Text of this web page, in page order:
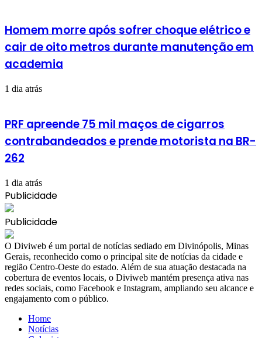
Homem morre após sofrer choque elétrico e
cair de oito metros durante manutenção em
academia
1 dia atrás
PRF apreende 75 mil maços de cigarros
contrabandeados e prende motorista na BR-
262
1 dia atrás
Publicidade
Publicidade
​O Diviweb é um portal de notícias sediado em Divinópolis, Minas
Gerais, reconhecido como o principal site de notícias da cidade e
região Centro-Oeste do estado. Além de sua atuação destacada na
cobertura de eventos locais, o Diviweb mantém presença ativa nas
redes sociais, como Facebook e Instagram, ampliando seu alcance e
engajamento com o público.
Home
Notícias